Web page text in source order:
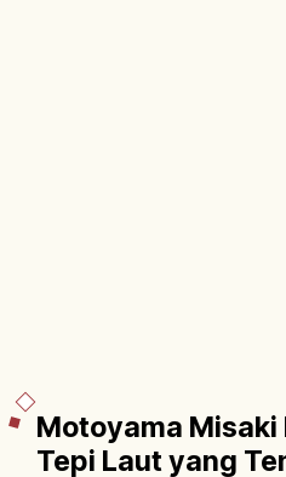
Motoyama Misaki
Tepi Laut yang